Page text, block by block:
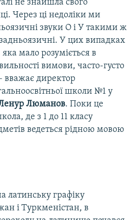
не знайшла свого
Через ці недоліки ми
звуки О і У такими ж
задньоязичні. У цих випадках
мало розуміється в
вимови, часто-густо
вважає директор
школи №1 у
Люманов. Поки це
де з 1 до 11 класу
ведеться рідною мовою
латинську графіку
і Туркменістан, в